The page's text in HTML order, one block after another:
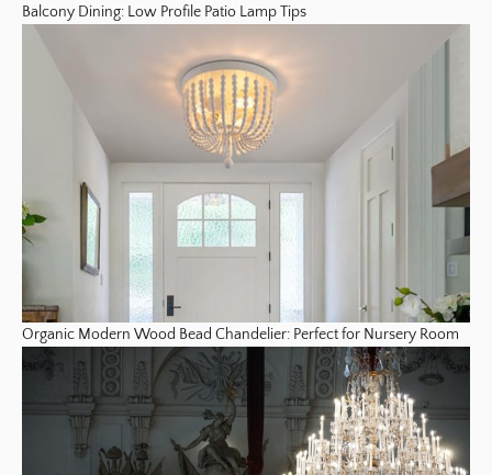
Balcony Dining: Low Profile Patio Lamp Tips
Organic Modern Wood Bead Chandelier: Perfect for Nursery Room